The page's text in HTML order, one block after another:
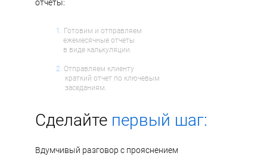
отчеты:
1. Готовим и отправляем
ежемесячные отчеты
в виде калькуляции.
2. Отправляем клиенту
краткий отчет по ключевым
заседаниям.
Сделайте первый шаг:
Вдумчивый разговор с прояснением